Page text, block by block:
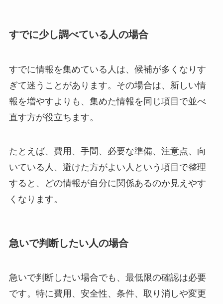
すでに少し調べている人の場合
すでに情報を集めている人は、候補が多くなりす
ぎて迷うことがあります。その場合は、新しい情
報を増やすよりも、集めた情報を同じ項目で並べ
直す方が役立ちます。
たとえば、費用、手間、必要な準備、注意点、向
いている人、避けた方がよい人という項目で整理
すると、どの情報が自分に関係あるのか見えやす
くなります。
急いで判断したい人の場合
急いで判断したい場合でも、最低限の確認は必要
です。特に費用、安全性、条件、取り消しや変更